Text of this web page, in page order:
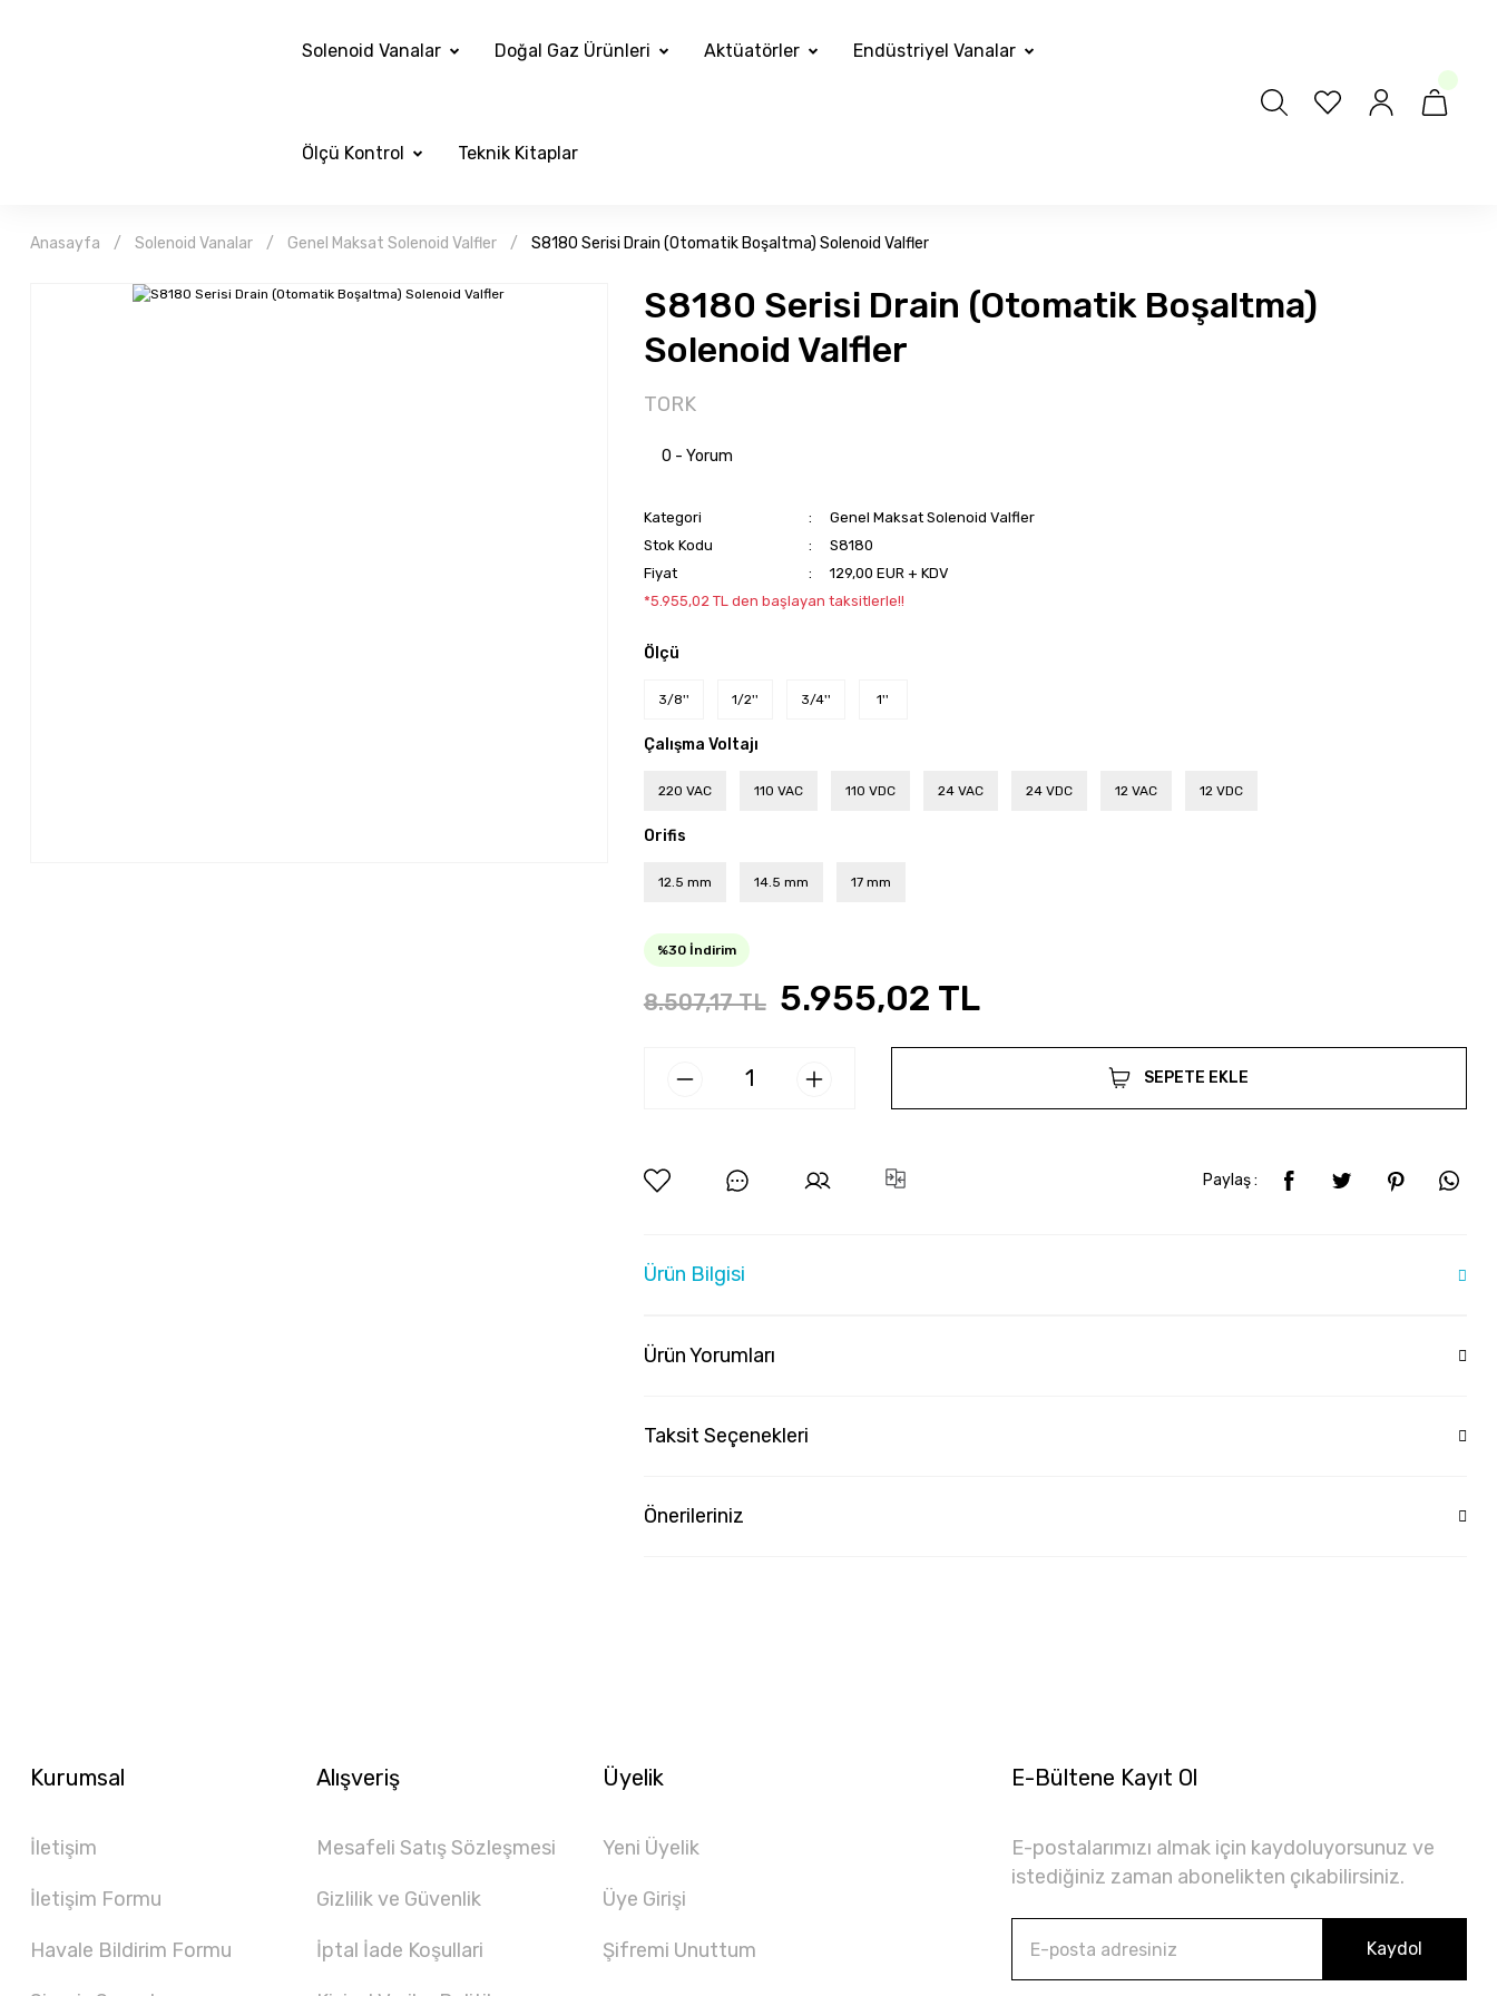
Solenoid Vanalar Doğal Gaz Ürünleri Aktüatörler Endüstriyel Vanalar
Ölçü Kontrol Teknik Kitaplar
Anasayfa Solenoid Vanalar Genel Maksat Solenoid Valfler S8180 Serisi Drain (Otomatik Boşaltma) Solenoid Valfler
S8180 Serisi Drain (Otomatik Boşaltma)
Solenoid Valfler
TORK
0 - Yorum
Kategori
Genel Maksat Solenoid Valfler
Stok Kodu
S8180
Fiyat
129,00 EUR + KDV
*5.955,02 TL den başlayan taksitlerle!!
Ölçü
3/8'' 1/2'' 3/4'' 1''
Çalışma Voltajı
220 VAC 110 VAC 110 VDC 24 VAC 24 VDC 12 VAC 12 VDC
Orifis
12.5 mm 14.5 mm 17 mm
%30 İndirim
8.507,17 TL 5.955,02 TL
SEPETE EKLE
Paylaş :
Ürün Bilgisi
Ürün Yorumları
Taksit Seçenekleri
Önerileriniz
Kurumsal
İletişim
İletişim Formu
Havale Bildirim Formu
Alışveriş
Mesafeli Satış Sözleşmesi
Gizlilik ve Güvenlik
İptal İade Koşullari
Üyelik
Yeni Üyelik
Üye Girişi
Şifremi Unuttum
E-Bültene Kayıt Ol
E-postalarımızı almak için kaydoluyorsunuz ve
istediğiniz zaman abonelikten çıkabilirsiniz.
Kaydol